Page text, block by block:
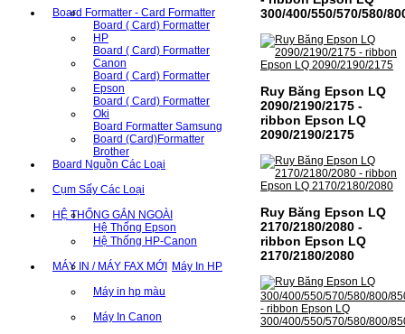
Board Formatter - Card Formatter
Board ( Card) Formatter
HP
Board ( Card) Formatter
Canon
Board ( Card) Formatter
Epson
Board ( Card) Formatter
Oki
Board Formatter Samsung
Board (Card)Formatter
Brother
Board Nguồn Các Loại
Cụm Sấy Các Loại
HỆ THỐNG GẮN NGOÀI
Hệ Thống Epson
Hệ Thống HP-Canon
MÁY IN / MÁY FAX MỚI Máy In HP
Máy in hp màu
Máy In Canon
300/400/550/570/580/
Ruy Băng Epson LQ
2090/2190/2175 -
ribbon Epson LQ
2090/2190/2175
Ruy Băng Epson LQ
2170/2180/2080 -
ribbon Epson LQ
2170/2180/2080